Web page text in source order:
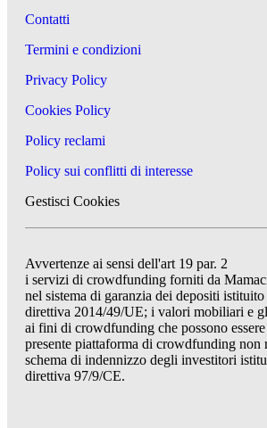
Contatti
Termini e condizioni
Privacy Policy
Cookies Policy
Policy reclami
Policy sui conflitti di interesse
Gestisci Cookies
Avvertenze ai sensi dell'art 19 par. 2
i servizi di crowdfunding forniti da
nel sistema di garanzia dei depositi
direttiva 2014/49/UE; i valori mobiliari e
ai fini di crowdfunding che possono
presente piattaforma di crowdfunding non
schema di indennizzo degli investitori
direttiva 97/9/CE.